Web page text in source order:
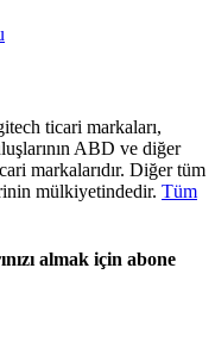
ticari markaları,
ABD ve diğer
markalarıdır. Diğer tüm
mülkiyetindedir. Tüm
almak için abone